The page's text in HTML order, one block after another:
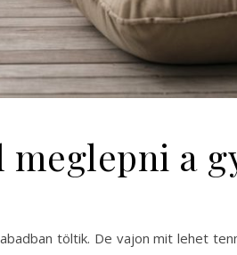
a
töltik. De vajon mit lehet